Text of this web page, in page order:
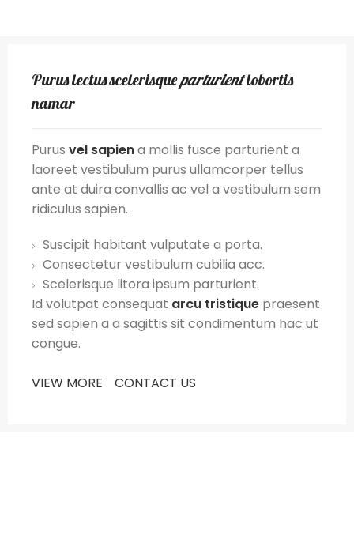
Purus lectus scelerisqueparturientlobortis
namar
Purus vel sapiena mollis fusce parturient a
laoreet vestibulum purus ullamcorper tellus
ante at duira convallis ac vel a vestibulum sem
ridiculus sapien.
Suscipit habitant vulputate a porta.
Consectetur vestibulum cubilia acc.
Scelerisque litora ipsum parturient.
Id volutpat consequat arcu tristique praesent
sed sapien a a sagittis sit condimentum hac ut
congue.
VIEW MORE CONTACT US